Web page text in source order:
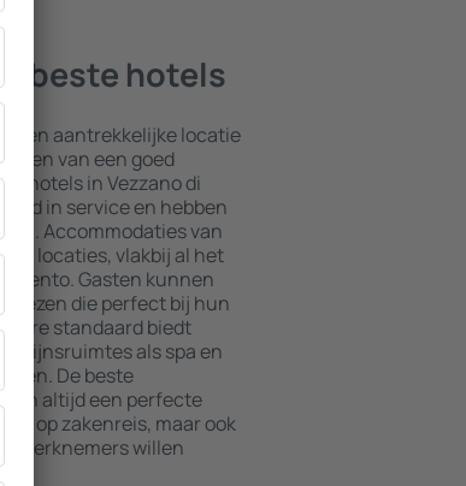
beste hotels
een aantrekkelijke locatie
van een goed
hotels in Vezzano di
in service en hebben
Accommodaties van
locaties, vlakbij al het
Trento. Gasten kunnen
kiezen die perfect bij hun
standaard biedt
als spa en
De beste
zijn altijd een perfecte
op zakenreis, maar ook
werknemers willen